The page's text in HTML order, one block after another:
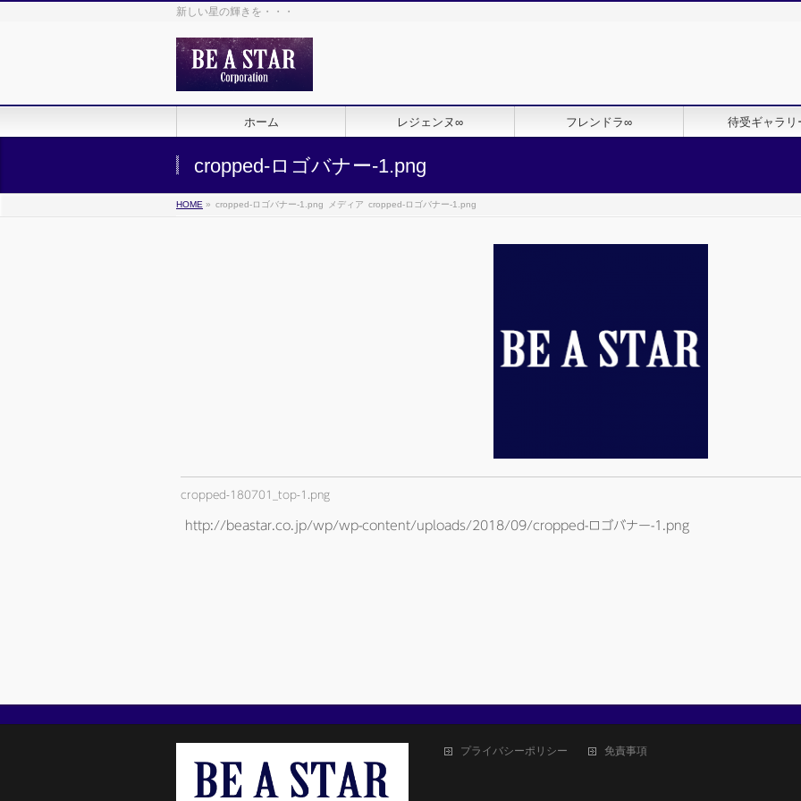
新しい星の輝きを・・・
ホーム レジェンヌ∞ フレンドラ∞ 待受ギャラリ
cropped-ロゴバナー-1.png
HOME » cropped-ロゴバナー-1.png メディア cropped-ロゴバナー-1.png
cropped-180701_top-1.png
http://beastar.co.jp/wp/wp-content/uploads/2018/09/cropped-ロゴバナー-1.png
プライバシーポリシー 免責事項